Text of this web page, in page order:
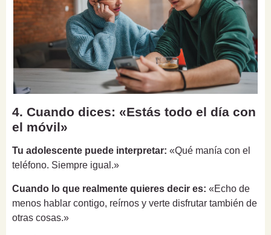
4. Cuando dices: «Estás todo el día con
el móvil»
Tu adolescente puede interpretar: «Qué manía con el
teléfono. Siempre igual.»
Cuando lo que realmente quieres decir es: «Echo de
menos hablar contigo, reírnos y verte disfrutar también de
otras cosas.»